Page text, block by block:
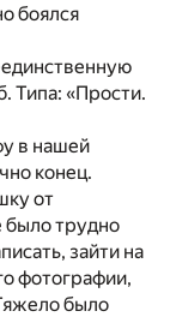
боялся
Типа: «Прости.
в нашей
конец.
от
было трудно
зайти на
фотографии,
было